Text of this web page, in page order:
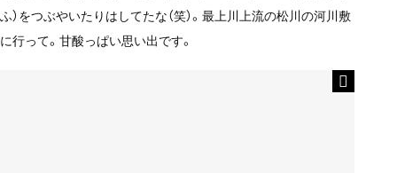
ふ）をつぶやいたりはしてたな（笑）。最上川上流の松川の河川敷
に行って。甘酸っぱい思い出です。